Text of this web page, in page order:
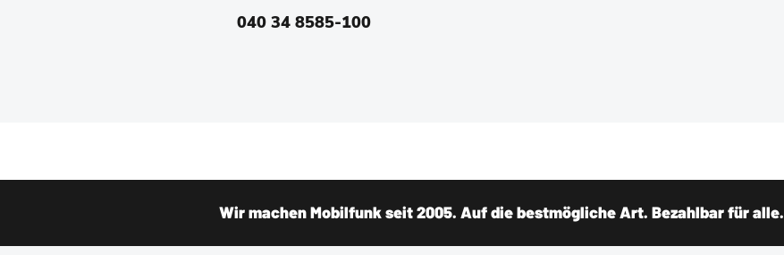
040 34 8585-100
Wir machen Mobilfunk seit 2005. Auf die bestmögliche Art. Bezahlbar für alle.